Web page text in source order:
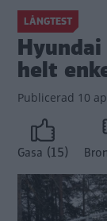
LÅNGTEST
helt
Publicerad 10
Gasa (15)